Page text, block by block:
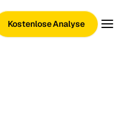
Kostenlose Analyse